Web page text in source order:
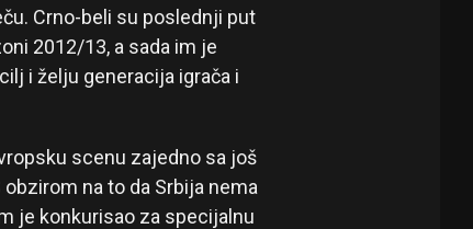
Crno-beli su poslednji put
2012/13, a sada im je
i želju generacija igrača i
scenu zajedno sa još
na to da Srbija nema
je konkurisao za specijalnu